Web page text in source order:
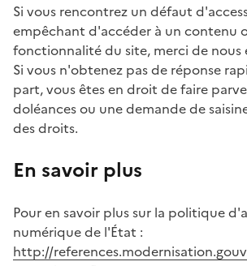
Si vous rencontrez un défaut
empêchant d'accéder à un contenu
fonctionnalité du site, merci de nous
Si vous n'obtenez pas de réponse
part, vous êtes en droit de faire
doléances ou une demande de
des droits.
En savoir plus
Pour en savoir plus sur la politique
numérique de l'État :
(Ouvre une nouvelle fenêtre)
http://